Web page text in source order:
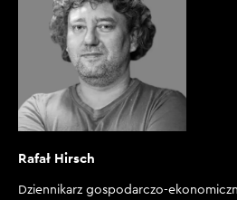
Rafał Hirsch
Dziennikarz gospodarczo-